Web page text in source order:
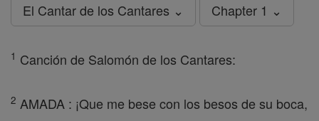
El Cantar de los Cantares ⌄ Chapter 1 ⌄
1 Canción de Salomón de los Cantares:
2 AMADA : ¡Que me bese con los besos de su boca,